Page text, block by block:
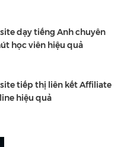
dạy tiếng Anh chuyên
học viên hiệu quả
tiếp thị liên kết Affiliate
hiệu quả